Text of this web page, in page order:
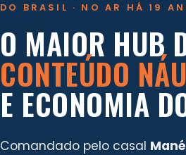
DO BRASIL · NO AR HÁ 19
O MAIOR HUB
CONTEÚDO
E ECONOMIA
Comandado pelo casal